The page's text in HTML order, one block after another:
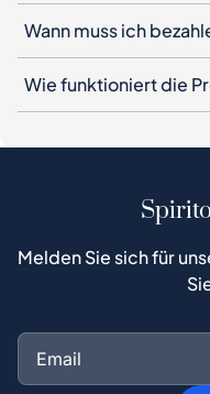
Wann muss ich
Wie funktioniert die
Melden Sie sich für